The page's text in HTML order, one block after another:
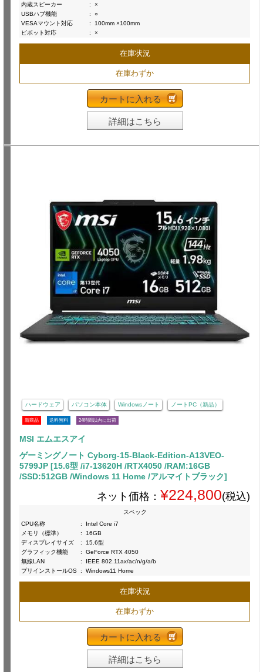
内蔵スピーカー :
×
USBハブ機能
:
○
VESAマウント対応
:
100mm ×100mm
ピボット対応
: ×
在庫状況
在庫わずか
カートに入れる
詳細はこちら
ハードウェア パソコン本体 Windowsノート ノートPC（新品）
新商品 送料無料 24時間以内に出荷
MSI エムエスアイ
ゲーミングノート Cyborg-15-Black-Edition-A13VEO-
5799JP [15.6型 /i7-13620H /RTX4050 /RAM:16GB
/SSD:512GB /Windows 11 Home /アルマイトブラック]
ネット価格： ¥224,800(税込)
スペック
CPU名称
:
Intel Core i7
メモリ（標準）
:
16GB
ディスプレイサイズ
:
15.6型
グラフィック機能
:
GeForce RTX 4050
無線LAN
:
IEEE 802.11ax/ac/n/g/a/b
プリインストールOS : Windows11 Home
在庫状況
在庫わずか
カートに入れる
詳細はこちら